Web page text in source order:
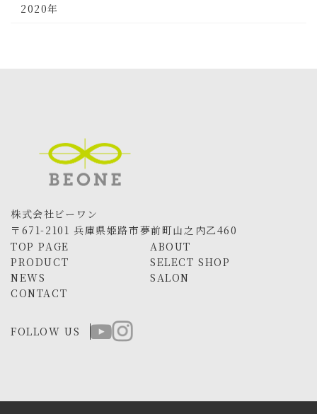
2020年
株式会社ビーワン
〒671-2101 兵庫県姫路市夢前町山之内乙460
TOP PAGE
ABOUT
PRODUCT
SELECT SHOP
NEWS
SALON
CONTACT
FOLLOW US